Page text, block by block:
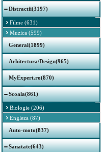
Distractii(3197)
Filme (631)
Muzica (599)
General(1899)
Arhitectura/Design(965)
MyExpert.ro(870)
Scoala(861)
Biologie (206)
Engleza (87)
Auto-moto(837)
Sanatate(643)